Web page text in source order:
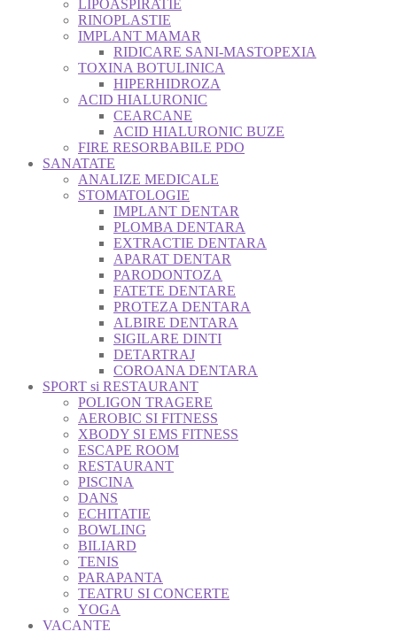
LIPOASPIRATIE
RINOPLASTIE
IMPLANT MAMAR
RIDICARE SANI-MASTOPEXIA
TOXINA BOTULINICA
HIPERHIDROZA
ACID HIALURONIC
CEARCANE
ACID HIALURONIC BUZE
FIRE RESORBABILE PDO
SANATATE
ANALIZE MEDICALE
STOMATOLOGIE
IMPLANT DENTAR
PLOMBA DENTARA
EXTRACTIE DENTARA
APARAT DENTAR
PARODONTOZA
FATETE DENTARE
PROTEZA DENTARA
ALBIRE DENTARA
SIGILARE DINTI
DETARTRAJ
COROANA DENTARA
SPORT si RESTAURANT
POLIGON TRAGERE
AEROBIC SI FITNESS
XBODY SI EMS FITNESS
ESCAPE ROOM
RESTAURANT
PISCINA
DANS
ECHITATIE
BOWLING
BILIARD
TENIS
PARAPANTA
TEATRU SI CONCERTE
YOGA
VACANTE